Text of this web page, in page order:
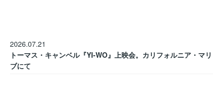
2026.07.21
トーマス・キャンベル『YI-WO』上映会。カリフォルニア・マリ
ブにて